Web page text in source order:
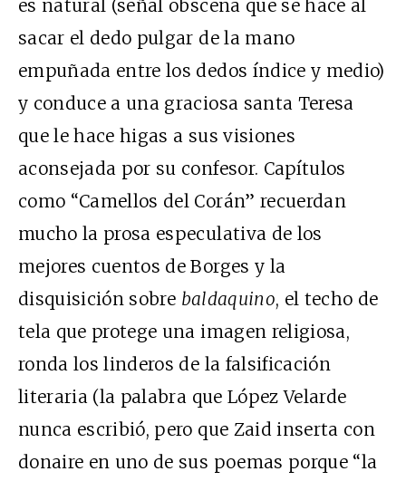
es natural (señal obscena que se hace al
sacar el dedo pulgar de la mano
empuñada entre los dedos índice y medio)
y conduce a una graciosa santa Teresa
que le hace higas a sus visiones
aconsejada por su confesor. Capítulos
como “Camellos del Corán” recuerdan
mucho la prosa especulativa de los
mejores cuentos de Borges y la
disquisición sobre baldaquino, el techo de
tela que protege una imagen religiosa,
ronda los linderos de la falsificación
literaria (la palabra que López Velarde
nunca escribió, pero que Zaid inserta con
donaire en uno de sus poemas porque “la